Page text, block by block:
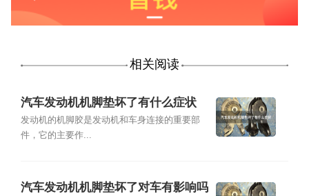
相关阅读
汽车发动机机脚垫坏了有什么症状
发动机的机脚胶是发动机和车身连接的重要部
件，它的主要作...
汽车发动机机脚垫坏了对车有影响吗